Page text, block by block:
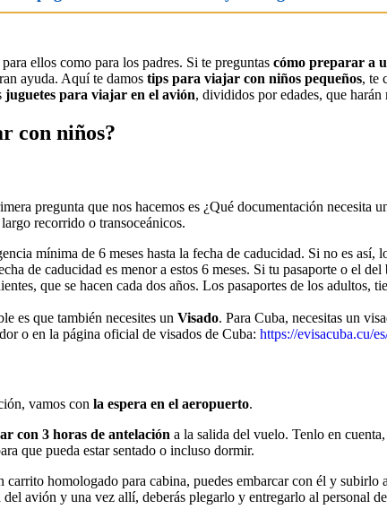
ellos como para los padres. Si te preguntas cómo preparar a
ayuda. Aquí te damos tips para viajar con niños pequeños, te
juguetes para viajar en el avión, divididos por edades, que
con niños?
pregunta que nos hacemos es ¿Qué documentación necesita
recorrido o transoceánicos.
mínima de 6 meses hasta la fecha de caducidad. Si no es así,
de caducidad es menor a estos 6 meses. Si tu pasaporte o el
que se hacen cada dos años. Los pasaportes de los adultos,
es que también necesites un Visado. Para Cuba, necesitas un
o en la página oficial de visados de Cuba: https://evisacuba.cu/
vamos con la espera en el aeropuerto.
con 3 horas de antelación a la salida del vuelo. Tenlo en
que pueda estar sentado o incluso dormir.
carrito homologado para cabina, puedes embarcar con él y subirlo
avión y una vez allí, deberás plegarlo y entregarlo al personal